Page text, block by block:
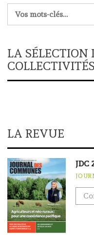
LA SÉLECTION
COLLECTIVITÉS
LA REVUE
JDC